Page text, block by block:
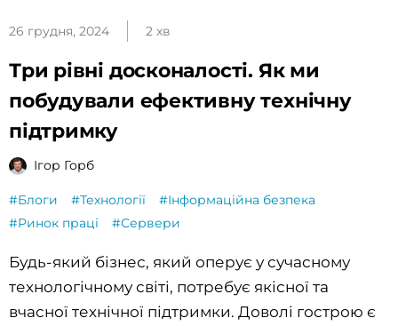
26 грудня, 2024 2 хв
Три рівні досконалості. Як ми
побудували ефективну технічну
підтримку
Ігор Горб
#Блоги #Технології
#Інформаційна безпека
#Ринок праці
#Сервери
Будь-який бізнес, який оперує у сучасному
технологічному світі, потребує якісної та
вчасної технічної підтримки. Доволі гострою є